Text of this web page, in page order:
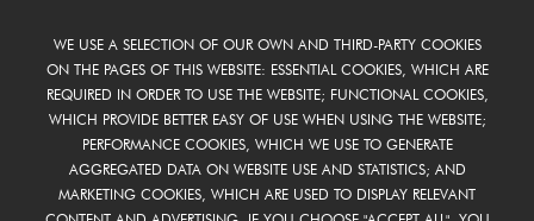
WE USE A SELECTION OF OUR OWN AND THIRD-PARTY COOKIES
ON THE PAGES OF THIS WEBSITE: ESSENTIAL COOKIES, WHICH ARE
REQUIRED IN ORDER TO USE THE WEBSITE; FUNCTIONAL COOKIES,
WHICH PROVIDE BETTER EASY OF USE WHEN USING THE WEBSITE;
PERFORMANCE COOKIES, WHICH WE USE TO GENERATE
AGGREGATED DATA ON WEBSITE USE AND STATISTICS; AND
MARKETING COOKIES, WHICH ARE USED TO DISPLAY RELEVANT